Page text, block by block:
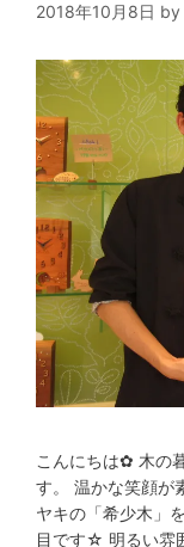
2018年10月8日 by
こんにちは✿ 木の
す。 温かな笑顔が
ヤキの「希少木」
目です☆ 明るい雰